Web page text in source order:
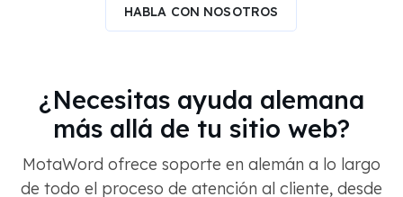
HABLA CON NOSOTROS
¿Necesitas ayuda alemana
más allá de tu sitio web?
MotaWord ofrece soporte en alemán a lo largo
de todo el proceso de atención al cliente, desde